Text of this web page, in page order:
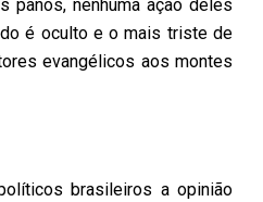
nenhuma ação deles
é oculto e o mais triste de
evangélicos aos montes
brasileiros a opinião